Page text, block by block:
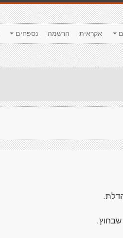
נספחים הרשמה אקראית